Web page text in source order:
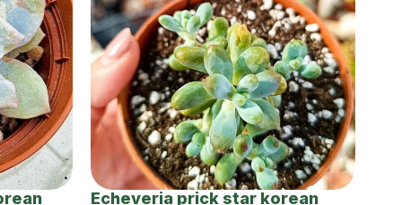
Echeveria prick star korean